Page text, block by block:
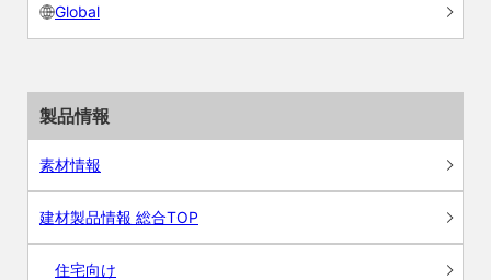
Global
製品情報
素材情報
建材製品情報 総合TOP
住宅向け